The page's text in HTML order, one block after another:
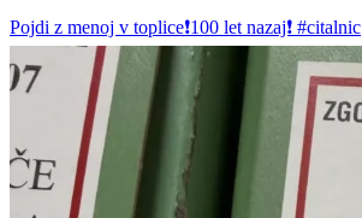
Pojdi z menoj v toplice❗️100 let nazaj❗️ #citalnic